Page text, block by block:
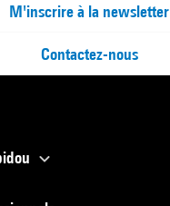
M'inscrire à la newsletter
Contactez-nous